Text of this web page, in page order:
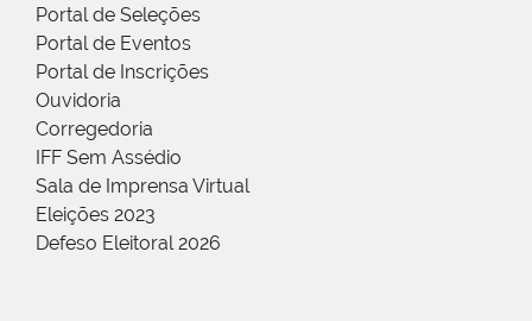
Portal de Seleções
Portal de Eventos
Portal de Inscrições
Ouvidoria
Corregedoria
IFF Sem Assédio
Sala de Imprensa Virtual
Eleições 2023
Defeso Eleitoral 2026